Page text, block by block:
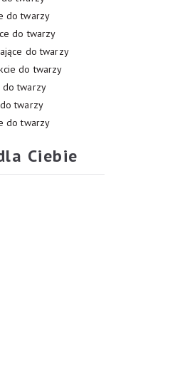
do twarzy
do twarzy
do twarzy
do twarzy
do twarzy
twarzy
do twarzy
Ciebie